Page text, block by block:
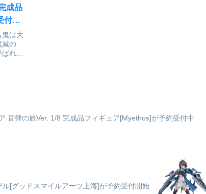
成品
付開
鬼は大
滅の
れる
音律の旅Ver. 1/8 完成品フィギュア[Myethos]が予約受付中
[グッドスマイルアーツ上海]が予約受付開始